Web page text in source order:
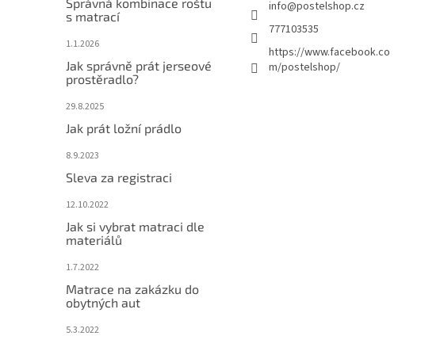
s matrací
1.1.2026
Jak správně prát jerseové
prostěradlo?
29.8.2025
Jak prát ložní prádlo
8.9.2023
Sleva za registraci
12.10.2022
Jak si vybrat matraci dle
materiálů
1.7.2022
Matrace na zakázku do
obytných aut
5.3.2022
info@postelshop.cz
777103535
https://www.facebook.co
m/postelshop/